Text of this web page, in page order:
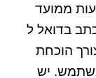
מיידי ולא יאוחר מ 24 שעות ממועד
בדואל ל
הוכחת
יש